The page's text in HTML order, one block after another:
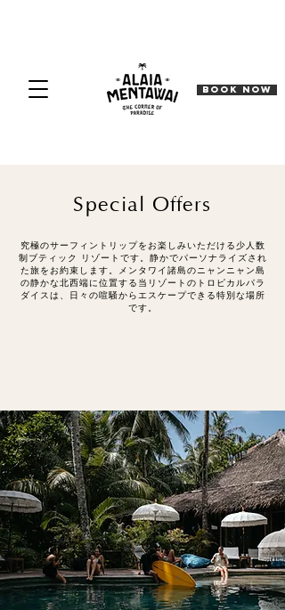
BOOK NOW
Special Offers
究極のサーフィントリップをお楽しみいただける少人数
制ブティック リゾートです。 静かでパーソナライズされ
た旅をお約束します。メンタワイ諸島のニャンニャン島
の静かな北西端に位置する当リゾートのトロピカルパラ
ダイスは、日々の喧騒からエスケープできる特別な場所
です。